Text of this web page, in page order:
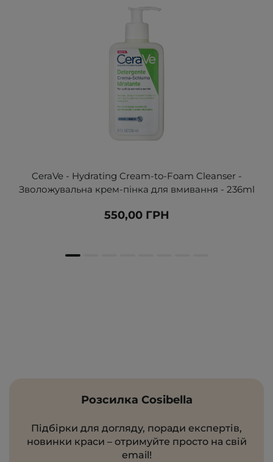
CeraVe - Hydrating Cream-to-Foam Cleanser -
Зволожувальна крем-пінка для вмивання - 236ml
550,00 ГРН
Розсилка Cosibella
Підбірки для догляду, поради експертів,
новинки краси – отримуйте просто на свій
email!